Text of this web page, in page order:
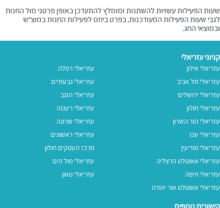
שעות הפעילות עשויות להשתנות ומומלץ להתעדכן באופן פרטני מול החנות
לגבי שעות הפעילות המעודכנות, בפרט ביחס לפעילות החנות במוצ"ש
ובמוצאי החג.
קניוני עזריאלי
עזריאלי אילון
עזריאלי תל אביב
עזריאלי ירושלים
עזריאלי חולון
עזריאלי הוד השרון
עזריאלי עכו
עזריאלי מודיעין
עזריאלי אאוטלט הרצליה
עזריאלי חיפה
עזריאלי אאוטלט אור יהודה
עזריאלי רמלה
עזריאלי גבעתיים
עזריאלי הנגב
עזריאלי רעננה
עזריאלי שרונה
עזריאלי ראשונים
מרכז העסקים חולון
עזריאלי מול הים
עזריאלי טאון